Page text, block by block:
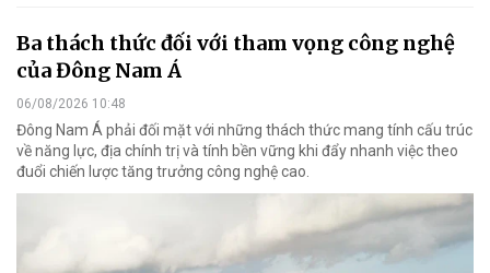
Ba thách thức đối với tham vọng công nghệ
của Đông Nam Á
06/08/2026 10:48
Đông Nam Á phải đối mặt với những thách thức mang tính cấu trúc
về năng lực, địa chính trị và tính bền vững khi đẩy nhanh việc theo
đuổi chiến lược tăng trưởng công nghệ cao.